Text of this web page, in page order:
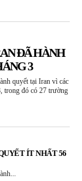
ĐÃ HÀNH
3
quyết tại Iran vì các
trong đó có 27 trường
ÍT NHẤT 56